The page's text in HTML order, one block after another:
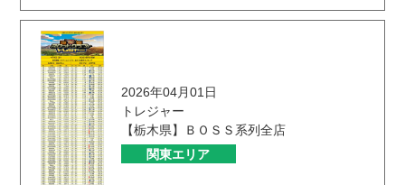
2026年04月01日
トレジャー
【栃木県】ＢＯＳＳ系列全店
関東エリア